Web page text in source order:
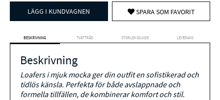
LÄGG I KUNDVAGNEN SPARA SOM FAVORIT
BESKRIVNING TVÄTTRÅD STORLEKSGUIDE LEVERANS
Beskrivning
Loafers i mjuk mocka ger din outfit en sofistikerad och
tidlös känsla. Perfekta för både avslappnade och
formella tillfällen, de kombinerar komfort och stil.